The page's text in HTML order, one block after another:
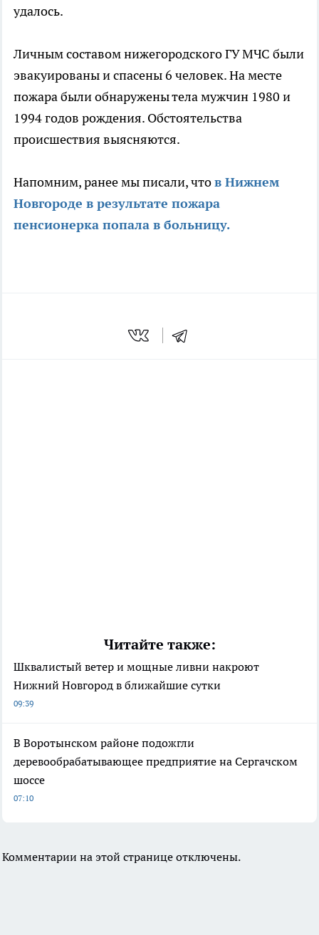
удалось.
Личным составом нижегородского ГУ МЧС были
эвакуированы и спасены 6 человек. На месте
пожара были обнаружены тела мужчин 1980 и
1994 годов рождения. Обстоятельства
происшествия выясняются.
Напомним, ранее мы писали, чтов Нижнем
Новгороде в результате пожара
пенсионерка попала в больницу.
Читайте также:
Шквалистый ветер и мощные ливни накроют
Нижний Новгород в ближайшие сутки
09:39
В Воротынском районе подожгли
деревообрабатывающее предприятие на Сергачском
шоссе
07:10
Комментарии на этой странице отключены.